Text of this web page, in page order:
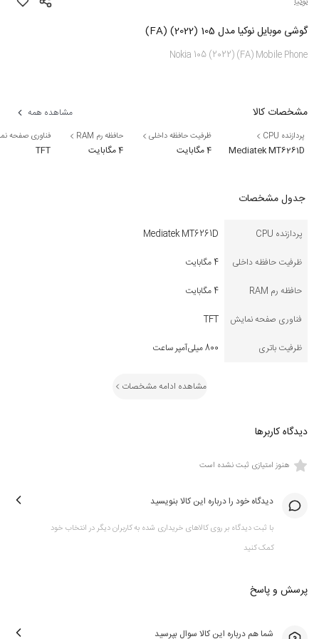
گوشی موبایل نوکیا مدل 105 (2022) (FA)
Nokia 105 (2022) (FA) Mobile Phone
مشخصات کالا مشاهده همه
پردازنده CPU
Mediatek MT6261D
ظرفیت حافظه داخلی
4 مگابایت
حافظه رم RAM
4 مگابایت
فناوری صفحه
TFT
جدول مشخصات
پردازنده CPU
Mediatek MT6261D
ظرفیت حافظه داخلی
4 مگابایت
حافظه رم RAM
4 مگابایت
فناوری صفحه نمایش
TFT
ظرفیت باتری
800 میلی‌آمپر ساعت
مشاهده ادامه مشخصات
دیدگاه کاربرها
هنوز امتیازی ثبت نشده است
دیدگاه خود را درباره این کالا بنویسید
با ثبت دیدگاه بر روی کالاهای خریداری شده به کاربران دیگر در انتخاب خود
کمک کنید
پرسش و پاسخ
شما هم درباره این کالا سوال بپرسید